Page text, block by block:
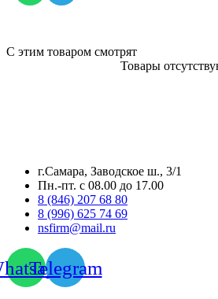
С этим товаром смотрят
Товары
г.Самара, Заводское ш., 3/1
Пн.-пт. с 08.00 до 17.00
8 (846) 207 68 80
8 (996) 625 74 69
nsfirm@mail.ru
Telegram